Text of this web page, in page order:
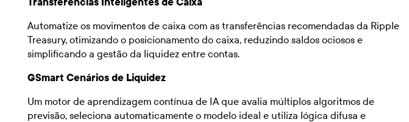
Automatize os movimentos de caixa com as transferências recomendadas da Ripple
Treasury, otimizando o posicionamento do caixa, reduzindo saldos ociosos e
simplificando a gestão da liquidez entre contas.
GSmart Cenários de Liquidez
Um motor de aprendizagem contínua de IA que avalia múltiplos algoritmos de
previsão, seleciona automaticamente o modelo ideal e utiliza lógica difusa e